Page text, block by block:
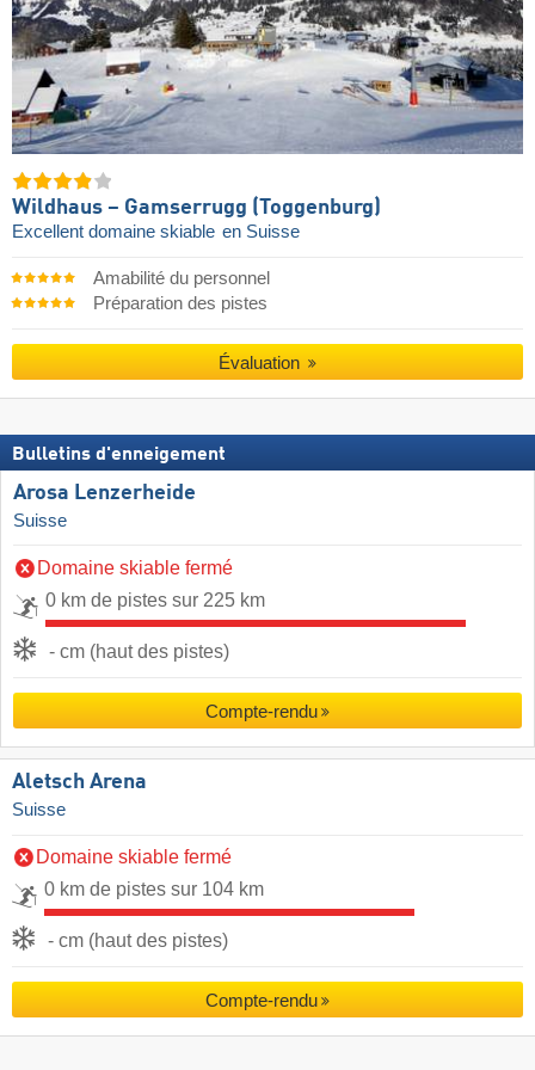
Wildhaus – Gamserrugg (Toggenburg)
Excellent domaine skiable en Suisse
Amabilité du personnel
Préparation des pistes
Évaluation
Bulletins d'enneigement
Arosa Lenzerheide
Suisse
Domaine skiable fermé
0 km de pistes sur 225 km
- cm (haut des pistes)
Compte-rendu
Aletsch Arena
Suisse
Domaine skiable fermé
0 km de pistes sur 104 km
- cm (haut des pistes)
Compte-rendu